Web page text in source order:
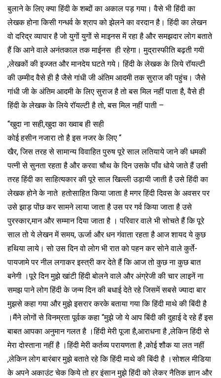
बुलाने के लिए क्या हिंदी के शब्दों का अकाल पड़ गया। वैसे भी हिंदी का
लेखक होना किसी गन्धर्व के श्राप को झेलने का वरदान है। हिंदी का लेखन
वो दरिद्र व्यापार है जो युगों युगों से माइनस में रहा है और समझदार लोग बताते
हैं कि आने वाले अनंतकाल तक माईनस ही रहेगा। मुद्रास्फीति बढ़ती गयी
,लेखकों की इज्जत और मानदेय घटते गये। हिंदी के लेखक के लिये रॉयल्टी
की उम्मीद वैसे ही है जैसे गांधी जी अंतिम आदमी तक सुराज की पहुंच। जैसे
गांधी जी के अंतिम आदमी के लिए सुराज है तो बस मिल नहीं पाता है, वैसे ही
हिंदी के लेखक के लिये रॉयल्टी है तो, बस मिल नहीं पाती –
“खुदा ना सही,खुदा का ख्वाब ही सही
कोई हसीन नजारा तो है इस नजर के लिए “
खैर, जिस तरह से सामान्य विवाहित पुरुष पूरे साल लतियाये जाने की धमकी
पत्नी से सुनता रहता है और करवा चौथ के दिन उसके पाँव धोये जाते हैं उसी
तरह हिंदी का साहित्यकार की पूरे साल खिल्ली उड़ायी जाती है उसे हिंदी का
लेखक होने के नाते हतोसाहित किया जाता है मगर हिंदी दिवस के अवसर पर
उसे झाड़ पोंछ कर सामने लाया जाता है उस पर गर्व किया जाता है उसे
पुरस्कार,मान और सम्मान दिया जाता है । परिवार वाले भी सोचते हैं कि पूरे
साल तो ये लेखन में समय, ऊर्जा और धन गंवाता रहता है आज शायद ये कुछ
हथिया लाये। सो उस दिन वो लोग भी रात को पहन कर सोने वाले कुर्ते-
पायजामे पर नील लगाकर इस्त्री कर देते हैं कि आज तो कुछ ना कुछ बात
बनेगी ।पूरे दिन मुझे खांटी हिंदी बोलने वाले और अंग्रेजी की चार लाइनें ना
समझ पाने लोग हिंदी के जन्म दिन की बधाई देते रहे जिसमें सबसे ज्यादा बार
मुझसे कहा गया और मुझे इसरार करके बताया गया कि हिंदी माथे की बिंदी है
।मैंने लोगों से विनम्रता पूर्वक कहा “मुझे जो ये आप बिंदी की दुहाई दे रहे हैं इस
बाबत आपका अनुमान गलत है ।हिंदी मेरी पूजा है,आराधना है ,लेकिन हिंदी से
मेरा दोस्ताना नहीं है ।हिंदी मेरी कर्तव्य परायणता है ,कोई शौक या लत नहीं
,लेकिन लोग बारंबार मुझे बताते रहे कि हिंदी माथे की बिंदी है ।सोशल मीडिया
के अपने अकाउंट चेक किये तो हर इंसान मुझे हिंदी को लेकर नैतिक ज्ञान और